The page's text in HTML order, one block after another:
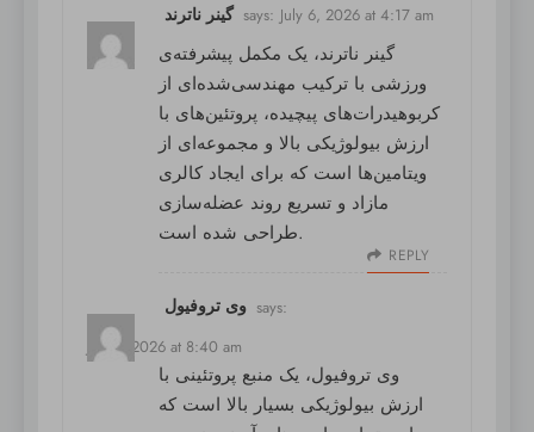
گینر ناترند says: July 6, 2026 at 4:17 am
گینر ناترند، یک مکمل پیشرفته‌ی
ورزشی با ترکیب مهندسی‌شده‌ای از
کربوهیدرات‌های پیچیده، پروتئین‌های با
ارزش بیولوژیکی بالا و مجموعه‌ای از
ویتامین‌ها است که برای ایجاد کالری
مازاد و تسریع روند عضله‌سازی
طراحی شده است.
REPLY
وی تروفیول says:
July 7, 2026 at 8:40 am
وی تروفیول، یک منبع پروتئینی با
ارزش بیولوژیکی بسیار بالا است که